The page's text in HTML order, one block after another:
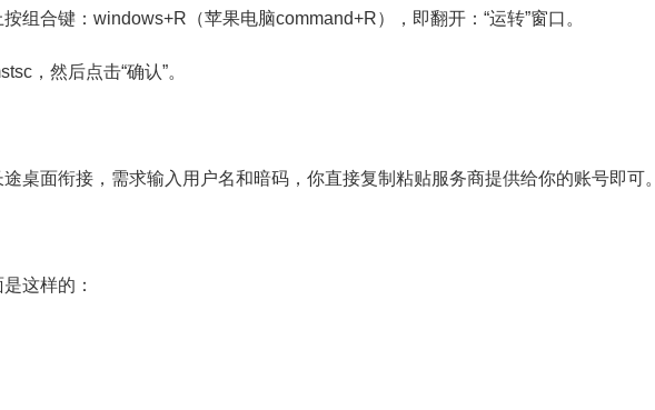
组合键：windows+R（苹果电脑command+R），即翻开：“运转”窗口。
，然后点击“确认”。
桌面衔接，需求输入用户名和暗码，你直接复制粘贴服务商提供给你的账号即可。
这样的：